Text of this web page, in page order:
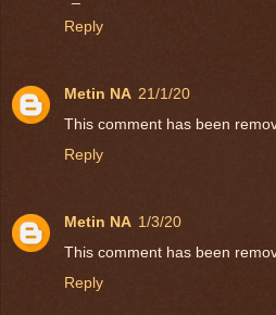
Reply
Metin NA 21/1/20
This comment has been
Reply
Metin NA 1/3/20
This comment has been
Reply